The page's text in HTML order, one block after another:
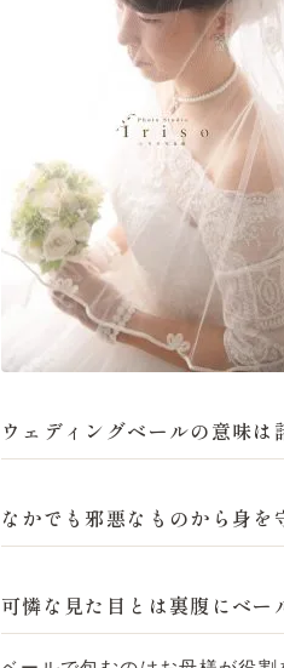
ウェディングベールの意味は
なかでも 邪悪なものから身を
可憐な見た目とは裏腹にベー